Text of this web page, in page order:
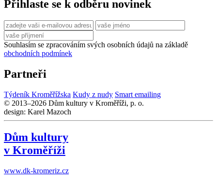
Přihlaste se k odběru novinek
Souhlasím se zpracováním svých osobních údajů na základě
obchodních podmínek
Partneři
Týdeník Kroměřížska Kudy z nudy Smart emailing
© 2013–2026 Dům kultury v Kroměříži, p. o.
design: Karel Mazoch
Dům kultury
v Kroměříži
www.dk-kromeriz.cz